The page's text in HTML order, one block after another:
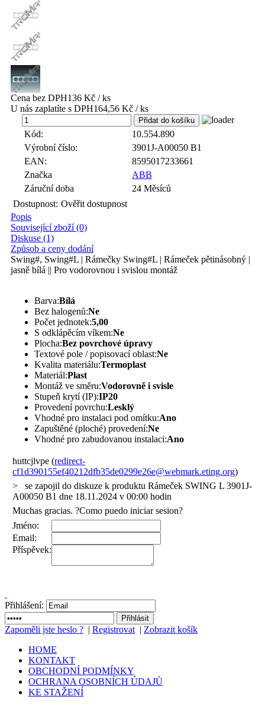
Cena bez DPH136 Kč / ks
U nás zaplatíte s DPH164,56 Kč / ks
Kód:
10.554.890
Výrobní číslo:
3901J-A00050 B1
EAN:
8595017233661
Značka
ABB
Záruční doba
24 Měsíců
Dostupnost: Ověřit dostupnost
Popis
Související zboží (0)
Diskuse (1)
Způsob a ceny dodání
Swing#, Swing#L | Rámečky Swing#L | Rámeček pětinásobný |
jasně bílá || Pro vodorovnou i svislou montáž
Barva:Bílá
Bez halogenů:Ne
Počet jednotek:5,00
S odklápěcím víkem:Ne
Plocha:Bez povrchové úpravy
Textové pole / popisovací oblast:Ne
Kvalita materiálu:Termoplast
Materiál:Plast
Montáž ve směru:Vodorovně i svisle
Stupeň krytí (IP):IP20
Provedení povrchu:Lesklý
Vhodné pro instalaci pod omítku:Ano
Zapuštěné (ploché) provedení:Ne
Vhodné pro zabudovanou instalaci:Ano
huttcjlvpe (redirect-
cf1d390155ef40212dfb35de0299e26e@webmark.eting.org)
> se zapojil do diskuze k produktu Rámeček SWING L 3901J-
A00050 B1 dne 18.11.2024 v 00:00 hodin
Muchas gracias. ?Como puedo iniciar sesion?
Jméno:
Email:
Příspěvek:
Přihlášení:
Zapoměli jste heslo ? | Registrovat | Zobrazit košík
HOME
KONTAKT
OBCHODNÍ PODMÍNKY
OCHRANA OSOBNÍCH ÚDAJŮ
KE STAŽENÍ